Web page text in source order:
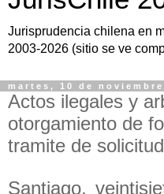
Jurisprudencia chilena en
2003-2026 (sitio se ve
martes, 10 de noviembre
Actos ilegales y
otorgamiento de
tramite de
Santiago,